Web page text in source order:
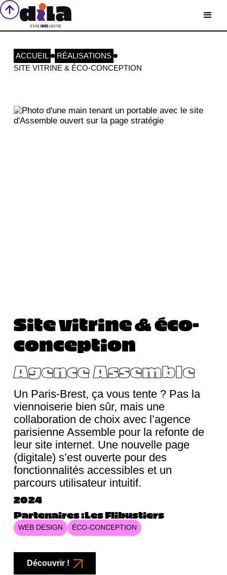
ACCUEIL
RÉALISATIONS
SITE VITRINE & ÉCO-CONCEPTION
Site vitrine & éco-
conception
Agence Assemble
Un Paris-Brest, ça vous tente ? Pas la
viennoiserie bien sûr, mais une
collaboration de choix avec l’agence
parisienne Assemble pour la refonte de
leur site internet. Une nouvelle page
(digitale) s’est ouverte pour des
fonctionnalités accessibles et un
parcours utilisateur intuitif.
2024
Partenaires :Les Flibustiers
WEB DESIGN ÉCO-CONCEPTION
Découvrir !